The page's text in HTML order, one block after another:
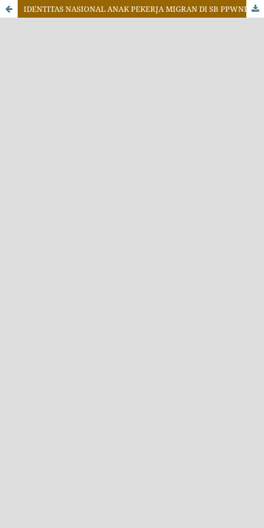
IDENTITAS NASIONAL ANAK PEKERJA MIGRAN DI SB PPWNI KLANG SELANGOR, MALAYSIA, INDONESIA, BUGIS ?